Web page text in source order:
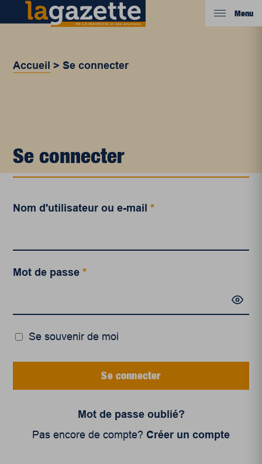
Menu
Accueil >Se connecter
Se connecter
Nom d'utilisateur ou e-mail*
Mot de passe*
Se souvenir de moi
Se connecter
Mot de passe oublié?
Pas encore de compte? Créer un compte